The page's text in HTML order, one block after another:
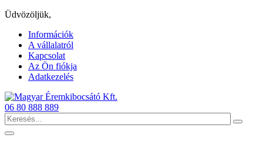
Üdvözöljük,
Információk
A vállalatról
Kapcsolat
Az Ön fiókja
Adatkezelés
06 80 888 889